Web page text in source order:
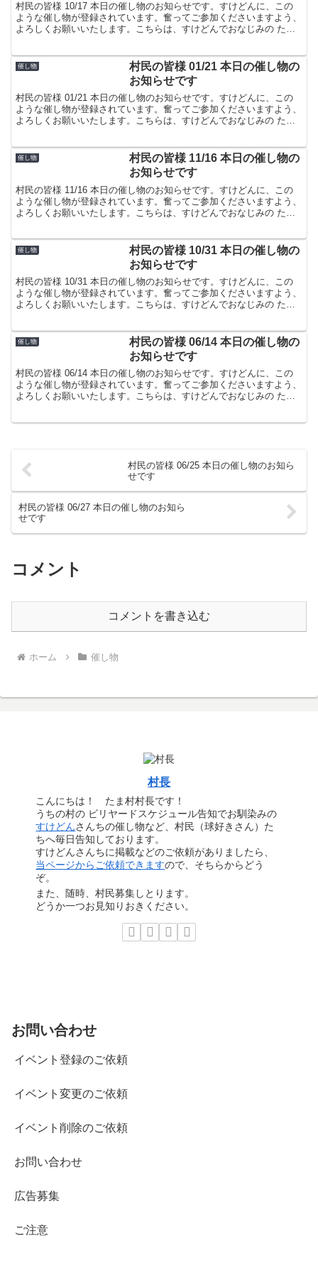
村民の皆様 10/17 本日の催し物のお知らせです。すけどんに、この
ような催し物が登録されています。奮ってご参加くださいますよう、
よろしくお願いいたします。こちらは、すけどんでおなじみの たま
催し物
村民の皆様 01/21 本日の催し物の
お知らせです
村民の皆様 01/21 本日の催し物のお知らせです。すけどんに、この
ような催し物が登録されています。奮ってご参加くださいますよう、
よろしくお願いいたします。こちらは、すけどんでおなじみの たま
催し物
村民の皆様 11/16 本日の催し物の
お知らせです
村民の皆様 11/16 本日の催し物のお知らせです。すけどんに、この
ような催し物が登録されています。奮ってご参加くださいますよう、
よろしくお願いいたします。こちらは、すけどんでおなじみの たま
催し物
村民の皆様 10/31 本日の催し物の
お知らせです
村民の皆様 10/31 本日の催し物のお知らせです。すけどんに、この
ような催し物が登録されています。奮ってご参加くださいますよう、
よろしくお願いいたします。こちらは、すけどんでおなじみの たま
催し物
村民の皆様 06/14 本日の催し物の
お知らせです
村民の皆様 06/14 本日の催し物のお知らせです。すけどんに、この
ような催し物が登録されています。奮ってご参加くださいますよう、
よろしくお願いいたします。こちらは、すけどんでおなじみの たま
村民の皆様 06/25 本日の催し物のお知ら
せです
村民の皆様 06/27 本日の催し物のお知ら
せです
コメント
コメントを書き込む
ホーム 催し物
村長
こんにちは！ たま村村長です！
うちの村の ビリヤードスケジュール告知でお馴染みの
すけどんさんちの催し物など、村民（球好きさん）た
ちへ毎日告知しております。
すけどんさんちに掲載などのご依頼がありましたら、
当ページからご依頼できますので、そちらからどう
ぞ。
また、随時、村民募集しとります。
どうか一つお見知りおきください。
お問い合わせ
イベント登録のご依頼
イベント変更のご依頼
イベント削除のご依頼
お問い合わせ
広告募集
ご注意